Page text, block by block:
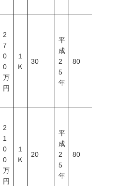
2
7
0
0
万
円
１
Ｋ
30
平
成
2
5
年
80
2
1
0
0
万
円
１
Ｋ
20
平
成
2
5
年
80